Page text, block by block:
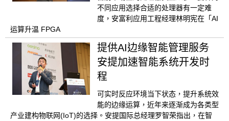
不同应用选择合适的处理器有一定难
度，安富利应用工程经理林明宪在「AI
运算升温 FPGA
提供AI边缘智能管理服务
安提加速智能系统开发时
程
可实时反应环境当下状态，提升系统效
能的边缘运算，近年来逐渐成为各类型
产业建构物联网(IoT)的选择。安提国际总经理罗智荣指出，在智